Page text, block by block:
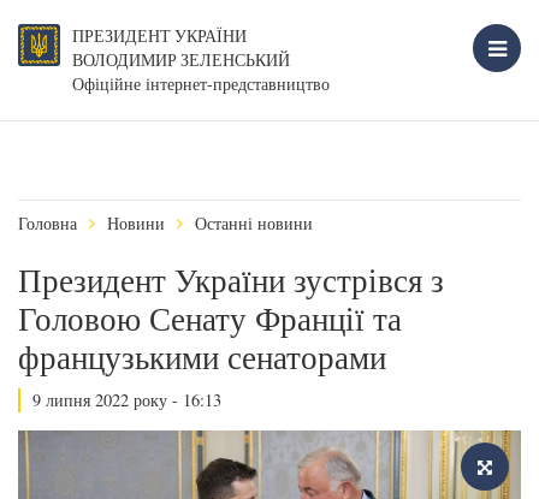
ПРЕЗИДЕНТ УКРАЇНИ
ВОЛОДИМИР ЗЕЛЕНСЬКИЙ
Офіційне інтернет-представництво
Головна Новини Останні новини
Президент України зустрівся з
Головою Сенату Франції та
французькими сенаторами
9 липня 2022 року - 16:13